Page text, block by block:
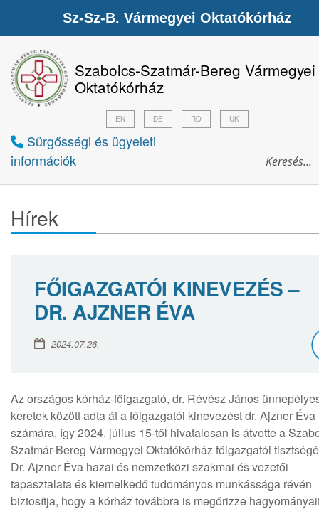
Szabolcs-Szatmár-Bereg Vármegyei
Oktatókórház
Sürgősségi és ügyeleti
információk
EN DE RO UK
Hírek
FŐIGAZGATÓI KINEVEZÉS –
DR. AJZNER ÉVA
2024.07.26.
Az országos kórház-főigazgató, dr. Révész János
keretek között adta át a főigazgatói kinevezést dr. Ajzner Éva
számára, így 2024. július 15-től hivatalosan is átvette a
Szatmár-Bereg Vármegyei Oktatókórház főigazgatói
Dr. Ajzner Éva hazai és nemzetközi szakmai és vezetői
tapasztalata és kiemelkedő tudományos munkássága révén
biztosítja, hogy a kórház továbbra is megőrizze
Sz-Sz-B. Vármegyei Oktatókórház